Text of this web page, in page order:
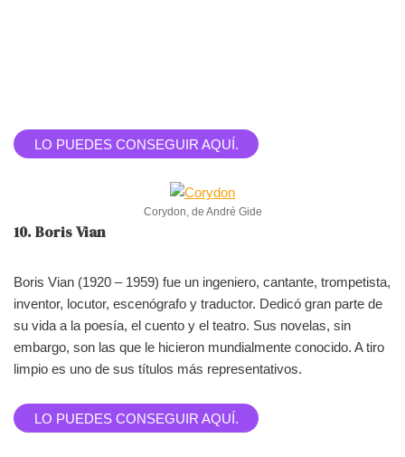
LO PUEDES CONSEGUIR AQUÍ.
Corydon, de André Gide
10. Boris Vian
Boris Vian (1920 – 1959) fue un ingeniero, cantante, trompetista,
inventor, locutor, escenógrafo y traductor. Dedicó gran parte de
su vida a la poesía, el cuento y el teatro. Sus novelas, sin
embargo, son las que le hicieron mundialmente conocido. A tiro
limpio es uno de sus títulos más representativos.
LO PUEDES CONSEGUIR AQUÍ.